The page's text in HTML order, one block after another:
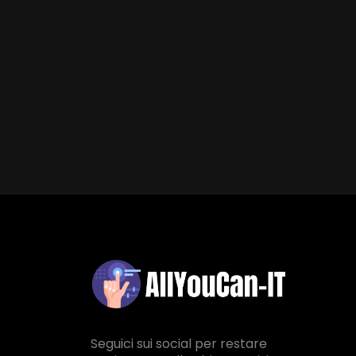
Seguici sui social per restare